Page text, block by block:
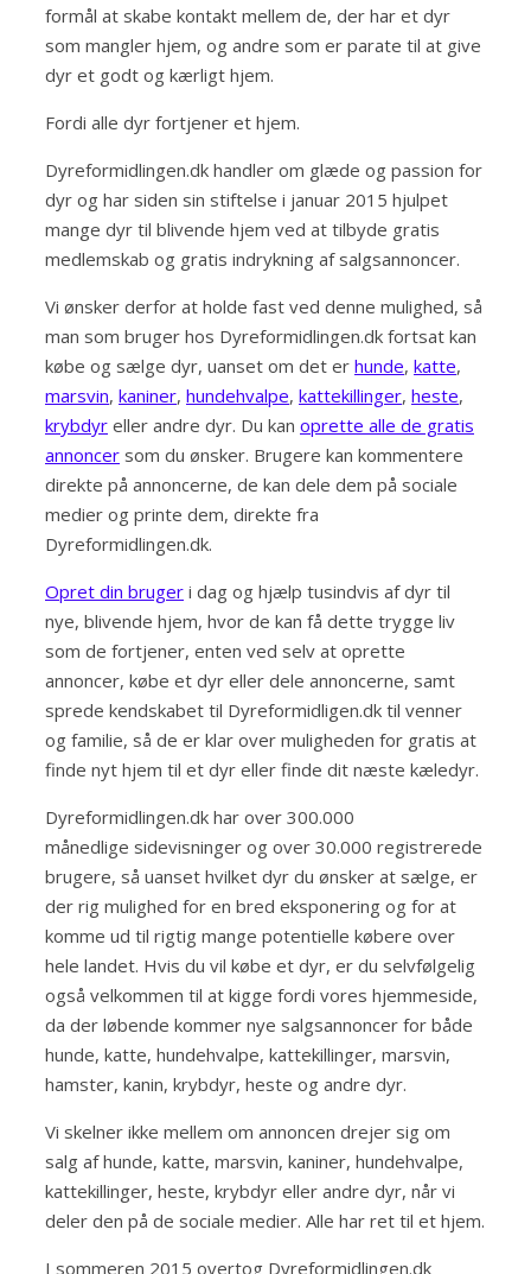
formål at skabe kontakt mellem de, der har et dyr
som mangler hjem, og andre som er parate til at give
dyr et godt og kærligt hjem.
Fordi alle dyr fortjener et hjem.
Dyreformidlingen.dk handler om glæde og passion for
dyr og har siden sin stiftelse i januar 2015 hjulpet
mange dyr til blivende hjem ved at tilbyde gratis
medlemskab og gratis indrykning af salgsannoncer.
Vi ønsker derfor at holde fast ved denne mulighed, så
man som bruger hos Dyreformidlingen.dk fortsat kan
købe og sælge dyr, uanset om det er hunde, katte,
marsvin, kaniner, hundehvalpe, kattekillinger, heste,
krybdyr eller andre dyr. Du kan oprette alle de gratis
annoncer som du ønsker. Brugere kan kommentere
direkte på annoncerne, de kan dele dem på sociale
medier og printe dem, direkte fra
Dyreformidlingen.dk.
Opret din bruger i dag og hjælp tusindvis af dyr til
nye, blivende hjem, hvor de kan få dette trygge liv
som de fortjener, enten ved selv at oprette
annoncer, købe et dyr eller dele annoncerne, samt
sprede kendskabet til Dyreformidligen.dk til venner
og familie, så de er klar over muligheden for gratis at
finde nyt hjem til et dyr eller finde dit næste kæledyr.
Dyreformidlingen.dk har over 300.000
månedlige sidevisninger og over 30.000 registrerede
brugere, så uanset hvilket dyr du ønsker at sælge, er
der rig mulighed for en bred eksponering og for at
komme ud til rigtig mange potentielle købere over
hele landet. Hvis du vil købe et dyr, er du selvfølgelig
også velkommen til at kigge fordi vores hjemmeside,
da der løbende kommer nye salgsannoncer for både
hunde, katte, hundehvalpe, kattekillinger, marsvin,
hamster, kanin, krybdyr, heste og andre dyr.
Vi skelner ikke mellem om annoncen drejer sig om
salg af hunde, katte, marsvin, kaniner, hundehvalpe,
kattekillinger, heste, krybdyr eller andre dyr, når vi
deler den på de sociale medier. Alle har ret til et hjem.
I sommeren 2015 overtog Dyreformidlingen.dk